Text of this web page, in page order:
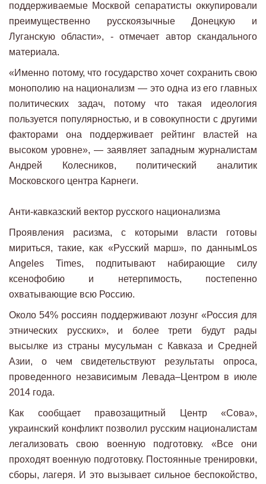
поддерживаемые Москвой сепаратисты оккупировали
преимущественно русскоязычные Донецкую и
Луганскую области», - отмечает автор скандального
материала.
«Именно потому, что государство хочет сохранить свою
монополию на национализм — это одна из его главных
политических задач, потому что такая идеология
пользуется популярностью, и в совокупности с другими
факторами она поддерживает рейтинг властей на
высоком уровне», — заявляет западным журналистам
Андрей Колесников, политический аналитик
Московского центра Карнеги.
Анти-кавказский вектор русского национализма
Проявления расизма, с которыми власти готовы
мириться, такие, как «Русский марш», по даннымLos
Angeles Times, подпитывают набирающие силу
ксенофобию и нетерпимость, постепенно
охватывающие всю Россию.
Около 54% россиян поддерживают лозунг «Россия для
этнических русских», и более трети будут рады
высылке из страны мусульман с Кавказа и Средней
Азии, о чем свидетельствуют результаты опроса,
проведенного независимым Левада–Центром в июле
2014 года.
Как сообщает правозащитный Центр «Сова»,
украинский конфликт позволил русским националистам
легализовать свою военную подготовку. «Все они
проходят военную подготовку. Постоянные тренировки,
сборы, лагеря. И это вызывает сильное беспокойство,